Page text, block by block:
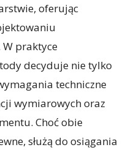
oferując
W praktyce
decyduje nie tylko
techniczne
wymiarowych oraz
Choć obie
służą do osiągania